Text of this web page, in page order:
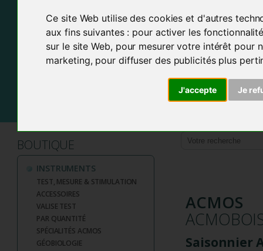
Ce site Web utilise des cookies et d'autres
aux fins suivantes : pour activer les
sur le site Web, pour mesurer votre intérêt pour
marketing, pour diffuser des publicités plus
J'accepte Je
Frais de Port offerts En France et dans certains pays
BOUTIQUE
INSTRUMENTS
TEST, MESURE & STIMULATION
ACCESSOIRES
VALISE TEST
PAR QUANTITÉ
SPÉCIALITÉS ACMOS
GÉOBIOLOGIE
ACMOS
Saisonnier